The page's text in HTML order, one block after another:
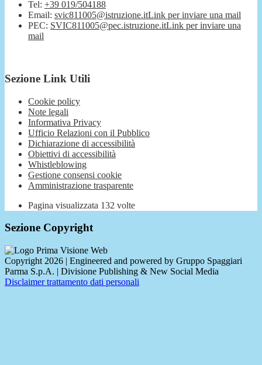
Tel: +39 019/504188
Email: svic811005@istruzione.itLink per inviare una mail
PEC: SVIC811005@pec.istruzione.itLink per inviare una
mail
Sezione Link Utili
Cookie policy
Note legali
Informativa Privacy
Ufficio Relazioni con il Pubblico
Dichiarazione di accessibilità
Obiettivi di accessibilità
Whistleblowing
Gestione consensi cookie
Amministrazione trasparente
Pagina visualizzata 132 volte
Sezione Copyright
Copyright 2026 | Engineered and powered by Gruppo Spaggiari
Parma S.p.A. | Divisione Publishing & New Social Media
Disclaimer trattamento dati personali